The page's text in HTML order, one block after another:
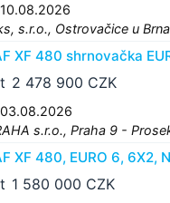
s.r.o., Ostrovačice u Brna
XF 480 shrnovačka
2 478 900 CZK
s.r.o., Praha 9 -
XF 480, EURO 6, 6X2,
1 580 000 CZK